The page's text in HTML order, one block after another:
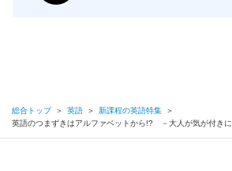
総合トップ ＞ 英語 ＞ 新課程の英語特集
＞
英語のつまずきはアルファベットから!? －大人が気が付きに